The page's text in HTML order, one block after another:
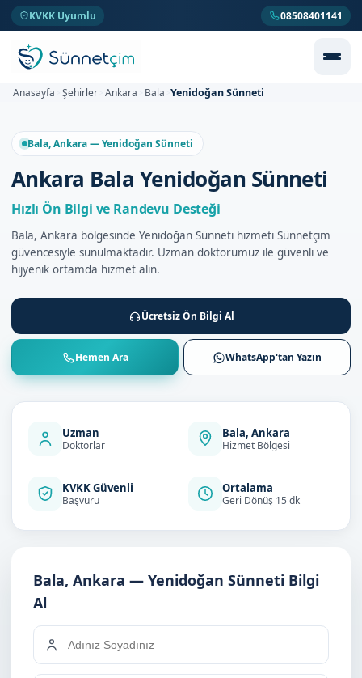
KVKK Uyumlu 08508401141
Anasayfa Şehirler Ankara Bala Yenidoğan Sünneti
Bala, Ankara — Yenidoğan Sünneti
Ankara Bala Yenidoğan Sünneti
Hızlı Ön Bilgi ve Randevu Desteği
Bala, Ankara bölgesinde Yenidoğan Sünneti hizmeti Sünnetçim
güvencesiyle sunulmaktadır. Uzman doktorumuz ile güvenli ve
hijyenik ortamda hizmet alın.
Ücretsiz Ön Bilgi Al
Hemen Ara WhatsApp'tan Yazın
Uzman
Doktorlar
Bala, Ankara
Hizmet Bölgesi
KVKK Güvenli
Başvuru
Ortalama
Geri Dönüş 15 dk
Bala, Ankara — Yenidoğan Sünneti Bilgi
Al